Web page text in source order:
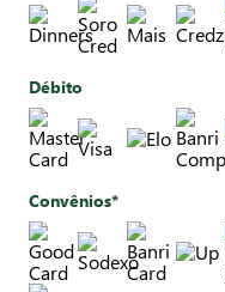
Débito
Convênios*